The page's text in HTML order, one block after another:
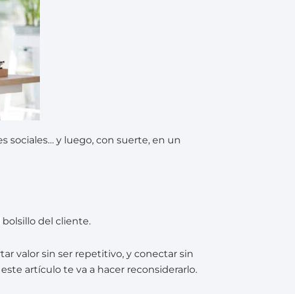
sociales… y luego, con suerte, en un
del cliente.
valor sin ser repetitivo, y conectar sin
artículo te va a hacer reconsiderarlo.